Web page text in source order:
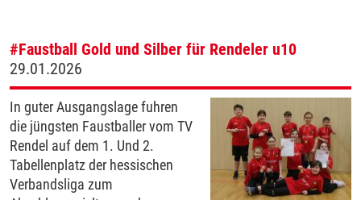
#Faustball Gold und Silber für Rendeler u10
29.01.2026
In guter Ausgangslage fuhren
die jüngsten Faustballer vom TV
Rendel auf dem 1. Und 2.
Tabellenplatz der hessischen
Verbandsliga zum